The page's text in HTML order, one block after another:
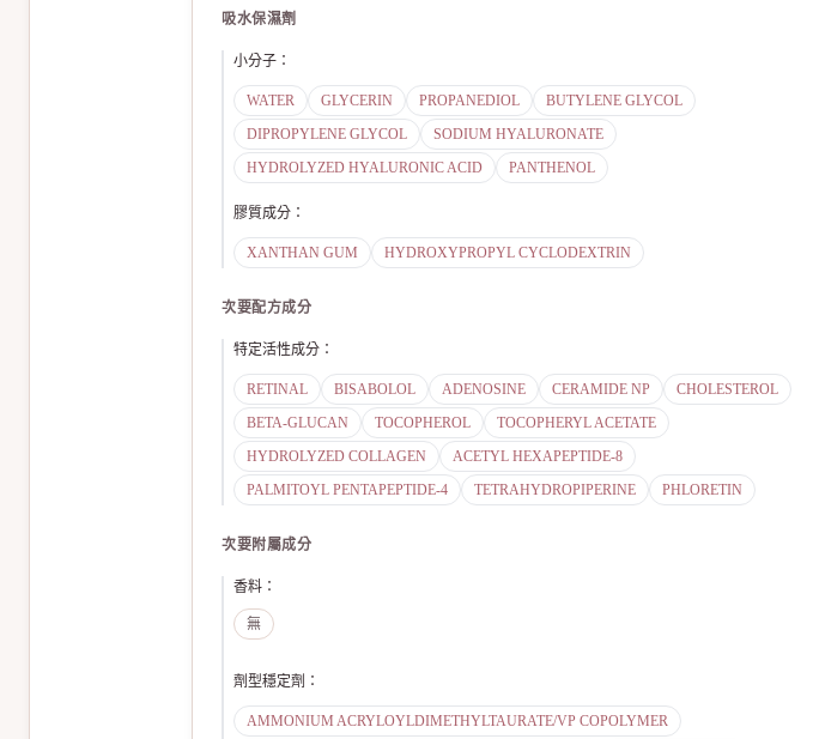
吸水保濕劑
小分子 ：
WATER GLYCERIN PROPANEDIOL
BUTYLENE GLYCOL
DIPROPYLENE GLYCOL
SODIUM HYALURONATE
HYDROLYZED HYALURONIC ACID
PANTHENOL
膠質成分 ：
XANTHAN GUM HYDROXYPROPYL CYCLODEXTRIN
次要配方成分
特定活性成分 ：
RETINAL BISABOLOL ADENOSINE CERAMIDE NP
CHOLESTEROL
BETA-GLUCAN
TOCOPHEROL
TOCOPHERYL ACETATE
HYDROLYZED COLLAGEN
ACETYL HEXAPEPTIDE-8
PALMITOYL PENTAPEPTIDE-4
TETRAHYDROPIPERINE PHLORETIN
次要附屬成分
香料 ：
無
劑型穩定劑 ：
AMMONIUM ACRYLOYLDIMETHYLTAURATE/VP COPOLYMER